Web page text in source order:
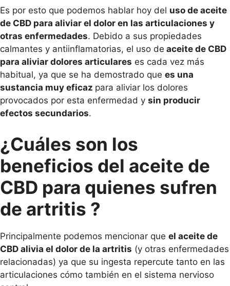
Es por esto que podemos hablar hoy del uso de aceite
de CBD para aliviar el dolor en las articulaciones y
otras enfermedades. Debido a sus propiedades
calmantes y antiinflamatorias, el uso de aceite de CBD
para aliviar dolores articulares es cada vez más
habitual, ya que se ha demostrado que es una
sustancia muy eficaz para aliviar los dolores
provocados por esta enfermedad y sin producir
efectos secundarios.
¿Cuáles son los
beneficios del aceite de
CBD para quienes sufren
de artritis ?
Principalmente podemos mencionar que el aceite de
CBD alivia el dolor de la artritis (y otras enfermedades
relacionadas) ya que su ingesta repercute tanto en las
articulaciones cómo también en el sistema nervioso